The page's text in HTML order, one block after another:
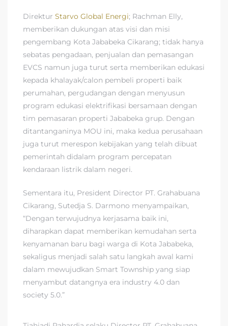
Direktur Starvo Global Energi; Rachman Elly,
memberikan dukungan atas visi dan misi
pengembang Kota Jababeka Cikarang; tidak hanya
sebatas pengadaan, penjualan dan pemasangan
EVCS namun juga turut serta memberikan edukasi
kepada khalayak/calon pembeli properti baik
perumahan, pergudangan dengan menyusun
program edukasi elektrifikasi bersamaan dengan
tim pemasaran properti Jababeka grup. Dengan
ditantanganinya MOU ini, maka kedua perusahaan
juga turut merespon kebijakan yang telah dibuat
pemerintah didalam program percepatan
kendaraan listrik dalam negeri.
Sementara itu, President Director PT. Grahabuana
Cikarang, Sutedja S. Darmono menyampaikan,
“Dengan terwujudnya kerjasama baik ini,
diharapkan dapat memberikan kemudahan serta
kenyamanan baru bagi warga di Kota Jababeka,
sekaligus menjadi salah satu langkah awal kami
dalam mewujudkan Smart Township yang siap
menyambut datangnya era industry 4.0 dan
society 5.0.”